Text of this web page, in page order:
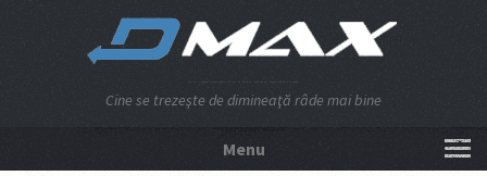
Cine se trezeşte de dimineaţă râde mai bine
Menu